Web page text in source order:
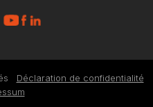
Déclaration de confidentialité